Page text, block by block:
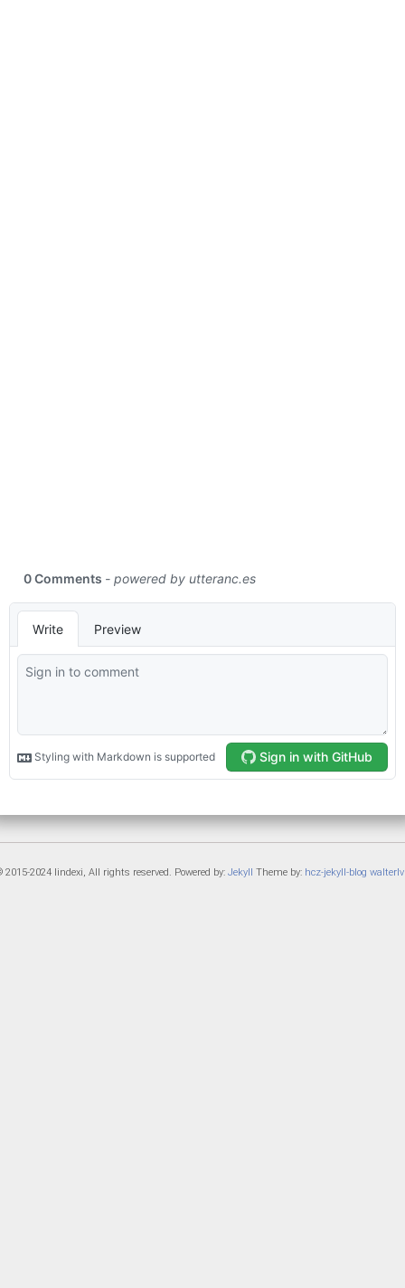
2015-2024 lindexi, All rights reserved. Powered by: Jekyll Theme by: hcz-jekyll-blog walterlv